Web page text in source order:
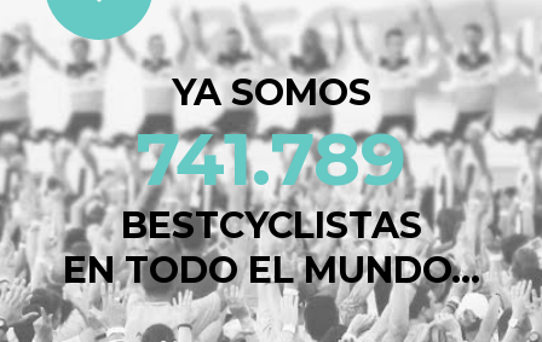
YA SOMOS
741.789
BESTCYCLISTAS
EN TODO EL MUNDO...